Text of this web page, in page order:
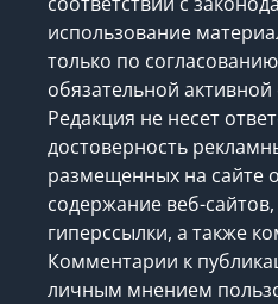
использование
только по
обязательной
Редакция не несет
достоверность
размещенных на сайте
содержание веб-
гиперссылки, а также
Комментарии к
личным мнением